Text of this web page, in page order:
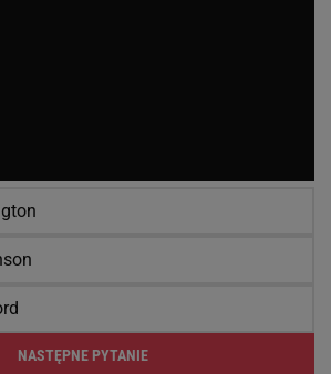
NASTĘPNE PYTANIE